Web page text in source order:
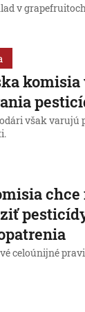
v
však varujú
celoúnijné